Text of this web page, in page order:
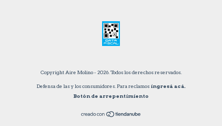
Copyright Aire Molino - 2026. Todos los derechos reservados.
Defensa de las y los consumidores. Para reclamos ingresá acá.
Botón de arrepentimiento